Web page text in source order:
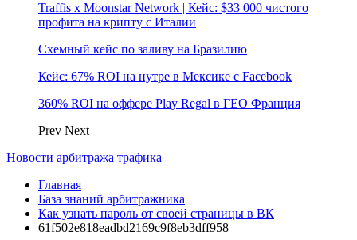
Traffis x Moonstar Network | Кейс: $33 000 чистого
профита на крипту с Италии
Схемный кейс по заливу на Бразилию
Кейс: 67% ROI на нутре в Мексике с Facebook
360% ROI на оффере Play Regal в ГЕО Франция
Prev Next
Новости арбитража трафика
Главная
База знаний арбитражника
Как узнать пароль от своей страницы в ВК
61f502e818eadbd2169c9f8eb3dff958